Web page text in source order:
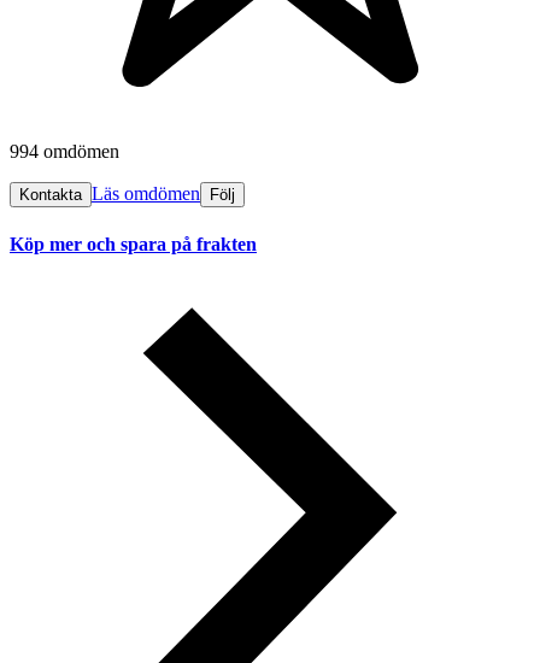
994 omdömen
Kontakta Läs omdömen Följ
Köp mer och spara på frakten